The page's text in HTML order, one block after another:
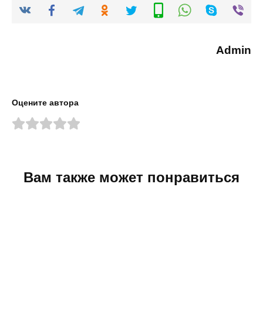
Admin
Оцените автора
Вам также может понравиться